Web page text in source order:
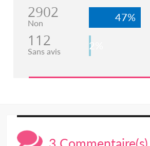
2902
Non 47%
112
Sans avis 2%
3 Commentaire(s)